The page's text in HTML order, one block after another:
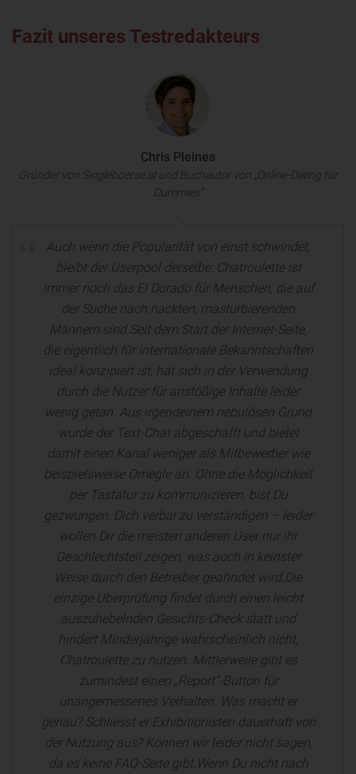
Fazit unseres Testredakteurs
Chris Pleines
Gründer von Singleboerse.at und Buchautor von „Online-Dating für
Dummies“
Auch wenn die Popularität von einst schwindet,
bleibt der Userpool derselbe: Chatroulette ist
immer noch das El Dorado für Menschen, die auf
der Suche nach nackten, masturbierenden
Männern sind.Seit dem Start der Internet-Seite,
die eigentlich für internationale Bekanntschaften
ideal konzipiert ist, hat sich in der Verwendung
durch die Nutzer für anstößige Inhalte leider
wenig getan. Aus irgendeinem nebulösen Grund
wurde der Text-Chat abgeschafft und bietet
damit einen Kanal weniger als Mitbewerber wie
beispielsweise Omegle an. Ohne die Möglichkeit
per Tastatur zu kommunizieren, bist Du
gezwungen, Dich verbal zu verständigen – leider
wollen Dir die meisten anderen User nur ihr
Geschlechtsteil zeigen, was auch in keinster
Weise durch den Betreiber geahndet wird.Die
einzige Überprüfung findet durch einen leicht
auszuhebelnden Gesichts-Check statt und
hindert Minderjährige wahrscheinlich nicht,
Chatroulette zu nutzen. Mittlerweile gibt es
zumindest einen „Report“-Button für
unangemessenes Verhalten. Was macht er
genau? Schliesst er Exhibitionisten dauerhaft von
der Nutzung aus? Können wir leider nicht sagen,
da es keine FAQ-Seite gibt.Wenn Du nicht nach